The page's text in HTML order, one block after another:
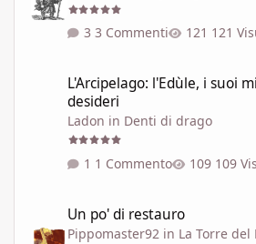
3 Commenti 121
L'Arcipelago: l'Edùle, i suoi
desideri
Ladon in Denti di drago
1 Commento 109
Un po' di restauro
Pippomaster92 in La Torre del